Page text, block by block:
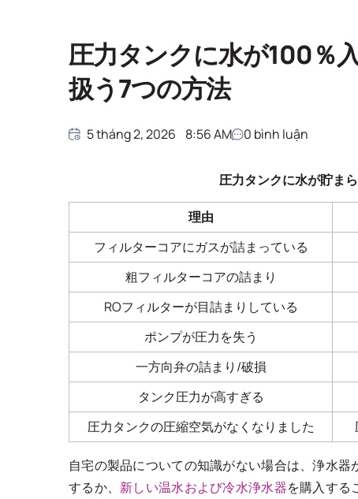
圧力タンクに水が100％
扱う7つの方法
5 tháng 2, 2026 8:56 AM 0 bình luận
圧力タンクに水が貯ま
理由
フィルターコアにガスが詰まっている
粗フィルターコアの詰まり
ROフィルターが目詰まりしている
ポンプが圧力を失う
一方向弁の詰まり/破損
タンク圧力が高すぎる
圧力タンクの圧縮空気がなくなりました
自宅の製品についての知識がない場合は、浄水
するか、 新しい温水および冷水浄水器を購入する